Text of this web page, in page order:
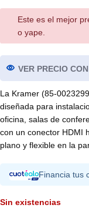
Este es el mejor
o yape.
VER PRECIO
La Kramer (85-
diseñada para
oficina, salas de
con un conector HDMI
plano y flexible en la
Financia tus
Sin existencias